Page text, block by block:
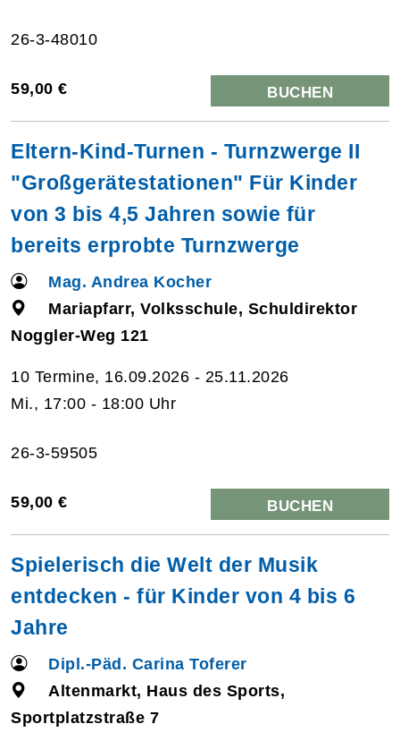
26-3-48010
59,00 € BUCHEN
Eltern-Kind-Turnen - Turnzwerge II
"Großgerätestationen" Für Kinder
von 3 bis 4,5 Jahren sowie für
bereits erprobte Turnzwerge
Mag. Andrea Kocher
Mariapfarr, Volksschule, Schuldirektor
Noggler-Weg 121
10 Termine, 16.09.2026 - 25.11.2026
Mi., 17:00 - 18:00 Uhr
26-3-59505
59,00 € BUCHEN
Spielerisch die Welt der Musik
entdecken - für Kinder von 4 bis 6
Jahre
Dipl.-Päd. Carina Toferer
Altenmarkt, Haus des Sports,
Sportplatzstraße 7